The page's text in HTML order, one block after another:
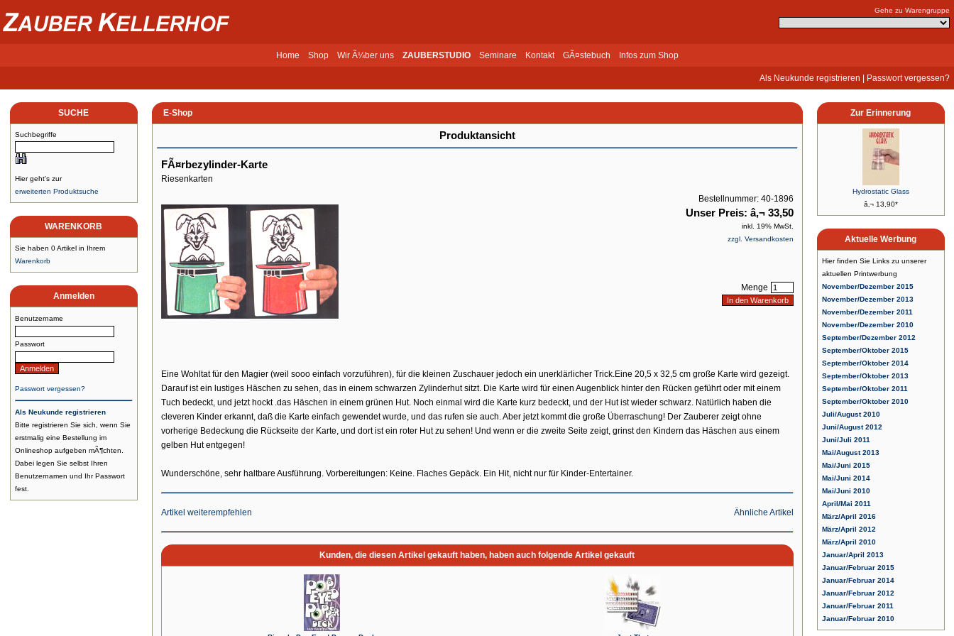
Gehe zu Warengruppe
Home Shop Wir Ã¼ber uns ZAUBERSTUDIO Seminare Kontakt GÃ¤stebuch Infos zum Shop
Als Neukunde registrieren Passwort vergessen?
SUCHE
Suchbegriffe
Hier geht's zur
erweiterten Produktsuche
WARENKORB
Sie haben 0 Artikel in Ihrem
Warenkorb
Anmelden
Benutzername
Passwort
Passwort vergessen?
Als Neukunde registrieren
Bitte registrieren Sie sich, wenn Sie
erstmalig eine Bestellung im
Onlineshop aufgeben mÃ¶chten.
Dabei legen Sie selbst Ihren
Benutzernamen und Ihr Passwort
fest.
E-Shop
Produktansicht
FÃ¤rbezylinder-Karte
Riesenkarten
Bestellnummer: 40-1896
Unser Preis: â‚¬ 33,50
inkl. 19% MwSt.
zzgl. Versandkosten
Menge
Eine Wohltat für den Magier (weil sooo einfach vor­zuführen), für die kleinen Zuschauer jedoch ein unerklärlicher Trick.Eine 20,5 x 32,5 cm große Karte wird gezeigt.
Darauf ist ein lustiges Häschen zu se­hen, das in einem schwarzen Zylinder­hut sitzt. Die Karte wird für einen Augenblick hinter den Rücken geführt oder mit einem
Tuch bedeckt, und jetzt hockt .das Häschen in einem grü­nen Hut. Noch einmal wird die Karte kurz bedeckt, und der Hut ist wieder schwarz. Natürlich haben die
cleveren Kinder erkannt, daß die Karte einfach gewendet wurde, und das rufen sie auch. Aber jetzt kommt die große Überraschung! Der Zauberer zeigt ohne
vorherige Bedeckung die Rückseite der Karte, und dort ist ein roter Hut zu sehen! Und wenn er die zweite Seite zeigt, grinst den Kindern das Häschen aus einem
gelben Hut entgegen!
Wunderschöne, sehr haltbare Ausführung. Vorbereitungen: Keine. Fla­ches Gepäck. Ein Hit, nicht nur für Kinder-Entertainer.
Artikel weiterempfehlen Ähnliche Artikel
Kunden, die diesen Artikel gekauft haben, haben auch folgende Artikel gekauft
Zur Erinnerung
Hydrostatic Glass
â‚¬ 13,90*
Aktuelle Werbung
Hier finden Sie Links zu unserer
aktuellen Printwerbung
November/Dezember 2015
November/Dezember 2013
November/Dezember 2011
November/Dezember 2010
September/Dezember 2012
September/Oktober 2015
September/Oktober 2014
September/Oktober 2013
September/Oktober 2011
September/Oktober 2010
Juli/August 2010
Juni/August 2012
Juni/Juli 2011
Mai/August 2013
Mai/Juni 2015
Mai/Juni 2014
Mai/Juni 2010
April/Mai 2011
März/April 2016
März/April 2012
März/April 2010
Januar/April 2013
Januar/Februar 2015
Januar/Februar 2014
Januar/Februar 2012
Januar/Februar 2011
Januar/Februar 2010